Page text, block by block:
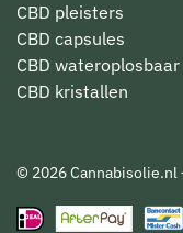
CBD pleisters
CBD capsules
CBD wateroplosbaar
CBD kristallen
© 2026 Cannabisolie.nl